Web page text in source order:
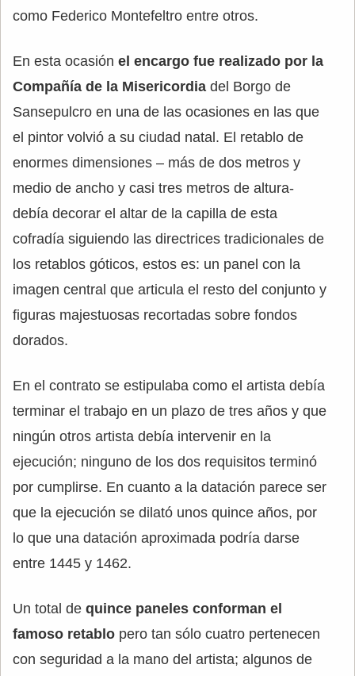
como Federico Montefeltro entre otros.
En esta ocasión el encargo fue realizado por la
Compañía de la Misericordia del Borgo de
Sansepulcro en una de las ocasiones en las que
el pintor volvió a su ciudad natal. El retablo de
enormes dimensiones – más de dos metros y
medio de ancho y casi tres metros de altura-
debía decorar el altar de la capilla de esta
cofradía siguiendo las directrices tradicionales de
los retablos góticos, estos es: un panel con la
imagen central que articula el resto del conjunto y
figuras majestuosas recortadas sobre fondos
dorados.
En el contrato se estipulaba como el artista debía
terminar el trabajo en un plazo de tres años y que
ningún otros artista debía intervenir en la
ejecución; ninguno de los dos requisitos terminó
por cumplirse. En cuanto a la datación parece ser
que la ejecución se dilató unos quince años, por
lo que una datación aproximada podría darse
entre 1445 y 1462.
Un total de quince paneles conforman el
famoso retablo pero tan sólo cuatro pertenecen
con seguridad a la mano del artista; algunos de